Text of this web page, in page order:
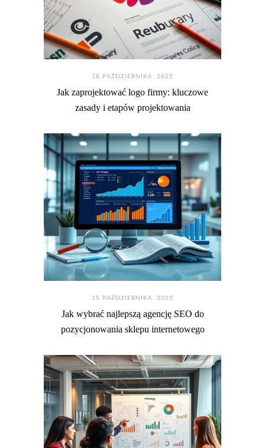
18 PAŹDZIERNIKA. 2025
Jak zaprojektować logo firmy: kluczowe
zasady i etapów projektowania
15 PAŹDZIERNIKA. 2025
Jak wybrać najlepszą agencję SEO do
pozycjonowania sklepu internetowego